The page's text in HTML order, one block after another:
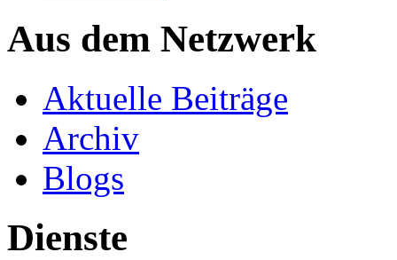
Aus dem Netzwerk
Aktuelle Beiträge
Archiv
Blogs
Dienste